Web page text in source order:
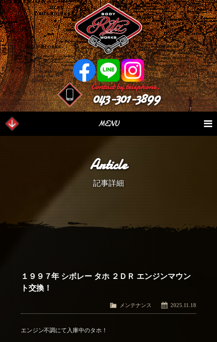
Contact by telephone.
043-301-3899
MENU
Our Serivce Stock List
在庫車情報
Parts Sales
パーツ情報 Case Study
作業日誌
Blog
つぶやき Factory
会社概要
Article
記事詳細
１９９７年 シボレー タホ ２ＤＲ エンジンマウン
ト交換！
2025.11.18
メンテナンス
エンジン不調にて入庫中のタホ！